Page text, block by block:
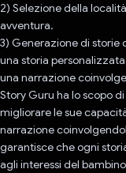
2) Selezione della
avventura.
3) Generazione di storie
una storia
una narrazione
Story Guru ha lo scopo
migliorare le sue
narrazione
garantisce che ogni
agli interessi del